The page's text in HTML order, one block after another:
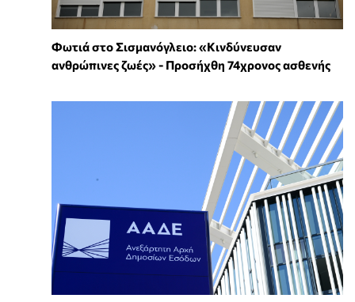
Φωτιά στο Σισμανόγλειο: «Κινδύνευσαν
ανθρώπινες ζωές» - Προσήχθη 74χρονος ασθενής